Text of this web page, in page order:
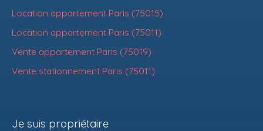
Location appartement Paris (75015)
Location appartement Paris (75011)
Vente appartement Paris (75019)
Vente stationnement Paris (75011)
Je suis propriétaire